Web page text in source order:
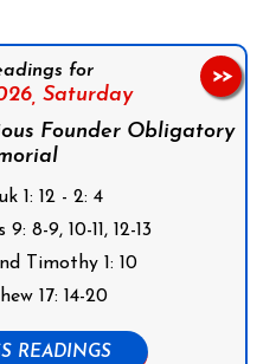
for
Saturday
Founder Obligatory
1: 12 - 2: 4
8-9, 10-11, 12-13
Timothy 1: 10
17: 14-20
READINGS
>>